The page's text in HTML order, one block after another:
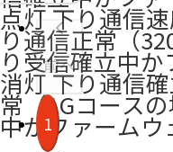
点灯 下り通信
り通信正常（
り受信確立中
消灯 下り通信
常（1Gコース
中かファーム
前へ
1